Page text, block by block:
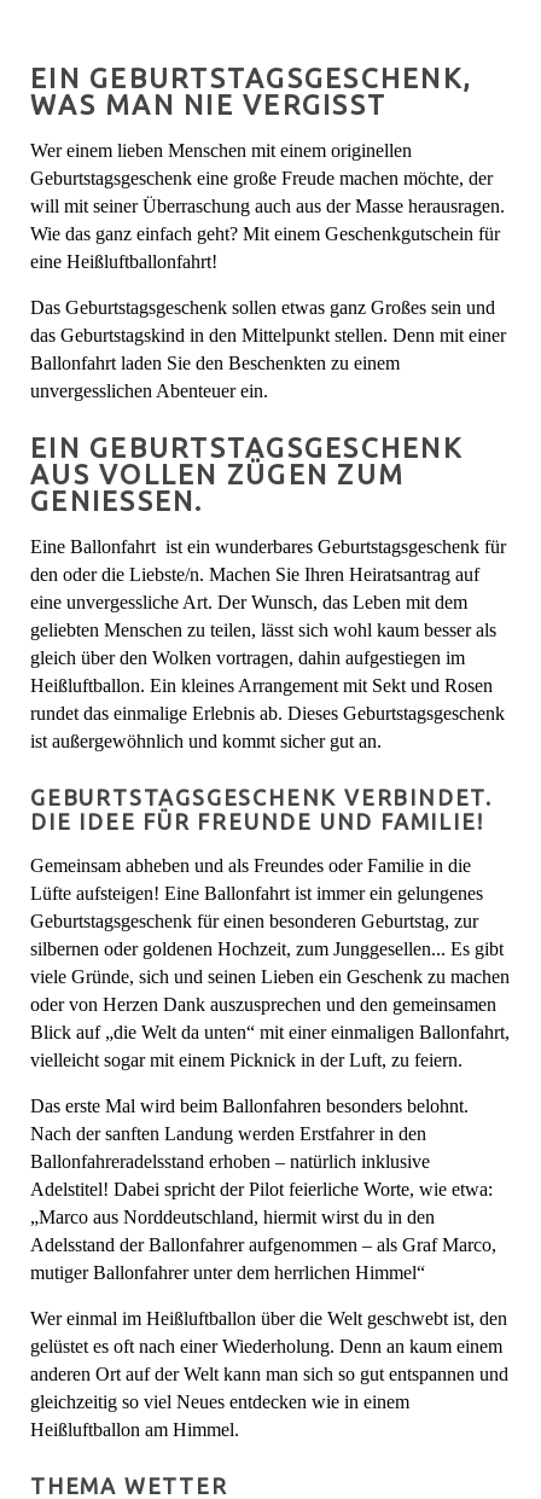
EIN GEBURTSTAGSGESCHENK,
WAS MAN NIE VERGISST
Wer einem lieben Menschen mit einem originellen
Geburtstagsgeschenk eine große Freude machen möchte, der
will mit seiner Überraschung auch aus der Masse herausragen.
Wie das ganz einfach geht? Mit einem Geschenkgutschein für
eine Heißluftballonfahrt!
Das Geburtstagsgeschenk sollen etwas ganz Großes sein und
das Geburtstagskind in den Mittelpunkt stellen. Denn mit einer
Ballonfahrt laden Sie den Beschenkten zu einem
unvergesslichen Abenteuer ein.
EIN GEBURTSTAGSGESCHENK
AUS VOLLEN ZÜGEN ZUM
GENIESSEN.
Eine Ballonfahrt ist ein wunderbares Geburtstagsgeschenk für
den oder die Liebste/n. Machen Sie Ihren Heiratsantrag auf
eine unvergessliche Art. Der Wunsch, das Leben mit dem
geliebten Menschen zu teilen, lässt sich wohl kaum besser als
gleich über den Wolken vortragen, dahin aufgestiegen im
Heißluftballon. Ein kleines Arrangement mit Sekt und Rosen
rundet das einmalige Erlebnis ab. Dieses Geburtstagsgeschenk
ist außergewöhnlich und kommt sicher gut an.
GEBURTSTAGSGESCHENK VERBINDET.
DIE IDEE FÜR FREUNDE UND FAMILIE!
Gemeinsam abheben und als Freundes oder Familie in die
Lüfte aufsteigen! Eine Ballonfahrt ist immer ein gelungenes
Geburtstagsgeschenk für einen besonderen Geburtstag, zur
silbernen oder goldenen Hochzeit, zum Junggesellen... Es gibt
viele Gründe, sich und seinen Lieben ein Geschenk zu machen
oder von Herzen Dank auszusprechen und den gemeinsamen
Blick auf „die Welt da unten“ mit einer einmaligen Ballonfahrt,
vielleicht sogar mit einem Picknick in der Luft, zu feiern.
Das erste Mal wird beim Ballonfahren besonders belohnt.
Nach der sanften Landung werden Erstfahrer in den
Ballonfahreradelsstand erhoben – natürlich inklusive
Adelstitel! Dabei spricht der Pilot feierliche Worte, wie etwa:
„Marco aus Norddeutschland, hiermit wirst du in den
Adelsstand der Ballonfahrer aufgenommen – als Graf Marco,
mutiger Ballonfahrer unter dem herrlichen Himmel“
Wer einmal im Heißluftballon über die Welt geschwebt ist, den
gelüstet es oft nach einer Wiederholung. Denn an kaum einem
anderen Ort auf der Welt kann man sich so gut entspannen und
gleichzeitig so viel Neues entdecken wie in einem
Heißluftballon am Himmel.
THEMA WETTER